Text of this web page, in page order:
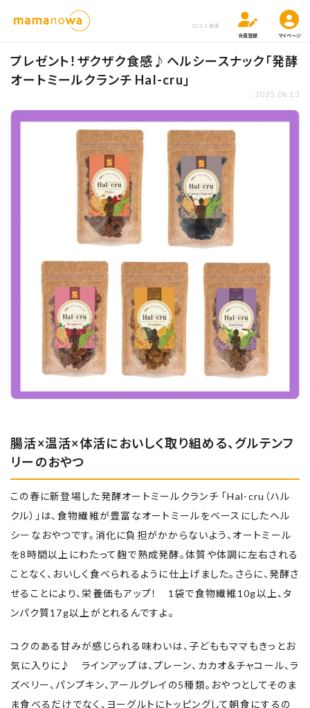
口コミ検索
会員登録
マイページ
プレゼント！ザクザク食感♪ヘルシースナック「発酵
オートミールクランチ Hal-cru」
2025.06.13
腸活×温活×体活においしく取り組める、グルテンフ
リーのおやつ
この春に新登場した発酵オートミールクランチ 「Hal-cru（ハル
クル）」は、食物繊維が豊富なオートミールをベースにしたヘル
シーなおやつです。消化に負担がかからないよう、オートミール
を8時間以上にわたって麹で熟成発酵。体質や体調に左右される
ことなく、おいしく食べられるように仕上げました。さらに、発酵さ
せることにより、栄養価もアップ！ 1袋で食物繊維10g以上、タ
ンパク質17g以上がとれるんですよ。
コクのある甘みが感じられる味わいは、子どももママもきっとお
気に入りに♪ ラインアップは、プレーン、カカオ＆チャコール、ラ
ズベリー、パンプキン、アールグレイの5種類。おやつとしてそのま
ま食べるだけでなく、ヨーグルトにトッピングして朝食にするの